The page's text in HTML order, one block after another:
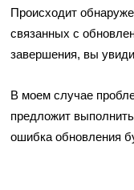
Происходит
связанных с
завершения, вы
В моем случае
предложит
ошибка обновления